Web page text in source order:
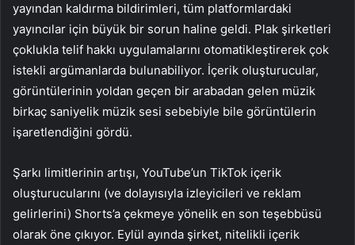
yayından kaldırma bildirimleri, tüm platformlardaki
yayıncılar için büyük bir sorun haline geldi. Plak şirketleri
çoklukla telif hakkı uygulamalarını otomatikleştirerek çok
istekli argümanlarda bulunabiliyor. İçerik oluşturucular,
görüntülerinin yoldan geçen bir arabadan gelen müzik
birkaç saniyelik müzik sesi sebebiyle bile görüntülerin
işaretlendiğini gördü.
Şarkı limitlerinin artışı, YouTube’un TikTok içerik
oluşturucularını (ve dolayısıyla izleyicileri ve reklam
gelirlerini) Shorts’a çekmeye yönelik en son teşebbüsü
olarak öne çıkıyor. Eylül ayında şirket, nitelikli içerik